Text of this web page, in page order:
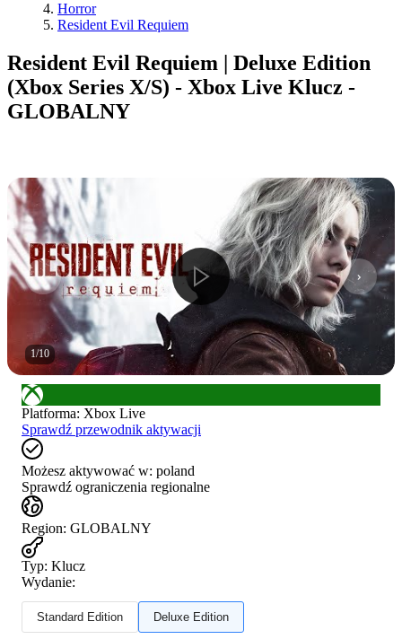
Horror
Resident Evil Requiem
Resident Evil Requiem | Deluxe Edition
(Xbox Series X/S) - Xbox Live Klucz -
GLOBALNY
1/10
Platforma: Xbox Live
Sprawdź przewodnik aktywacji
Możesz aktywować w: poland
Sprawdź ograniczenia regionalne
Region: GLOBALNY
Typ: Klucz
Wydanie:
Standard Edition Deluxe Edition